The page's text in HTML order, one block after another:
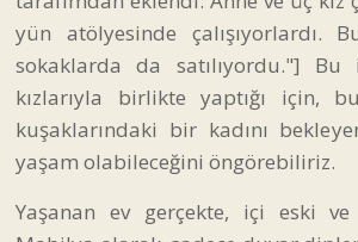
yün atölyesinde çalışıyorlardı.
sokaklarda da satılıyordu."] Bu
kızlarıyla birlikte yaptığı için,
kuşaklarındaki bir kadını
yaşam olabileceğini öngörebiliriz.
Yaşanan ev gerçekte, içi eski